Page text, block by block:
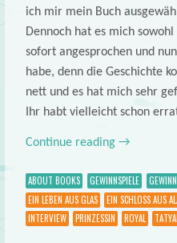
ich mir mein Buch
Dennoch hat es mich
sofort angesprochen und
habe, denn die Geschichte
nett und es hat mich sehr
Ihr habt vielleicht schon
Continue reading →
ABOUT BOOKS GEWINNSPIELE
EIN LEBEN AUS GLAS
EIN SCHLOSS AUS
INTERVIEW
PRINZESSIN ROYAL